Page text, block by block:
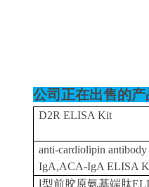
公司正在出售的产
D2R ELISA Kit
anti-cardiolipin antibody
IgA,ACA-IgA ELISA
Ⅰ型前胶原氨基端肽